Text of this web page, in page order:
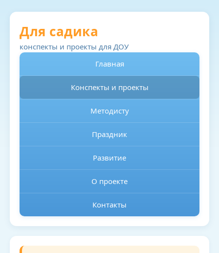
Для садика
конспекты и проекты для ДОУ
Главная
Конспекты и проекты
Методисту
Праздник
Развитие
О проекте
Контакты